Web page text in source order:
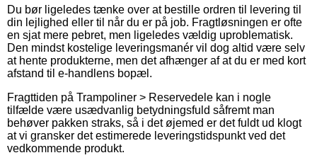
Du bør ligeledes tænke over at bestille ordren til levering til
din lejlighed eller til når du er på job. Fragtløsningen er ofte
en sjat mere pebret, men ligeledes vældig uproblematisk.
Den mindst kostelige leveringsmanér vil dog altid være selv
at hente produkterne, men det afhænger af at du er med kort
afstand til e-handlens bopæl.
Fragttiden på Trampoliner > Reservedele kan i nogle
tilfælde være usædvanlig betydningsfuld såfremt man
behøver pakken straks, så i det øjemed er det fuldt ud klogt
at vi gransker det estimerede leveringstidspunkt ved det
vedkommende produkt.